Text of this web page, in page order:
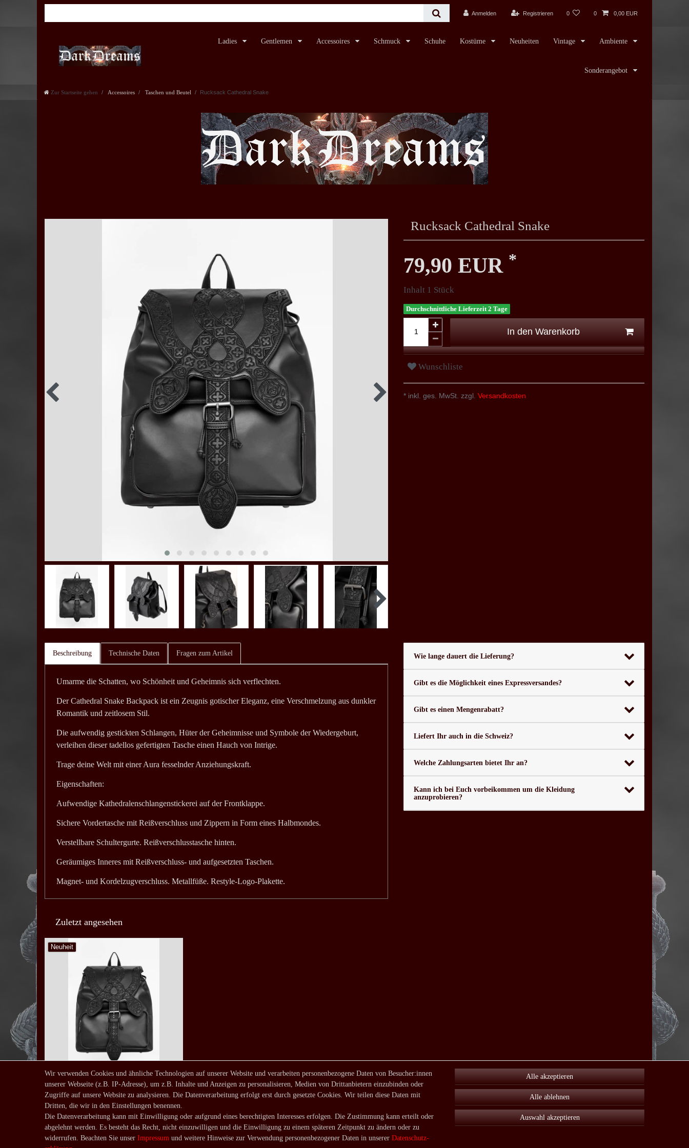
Anmelden Registrieren 0 0 0,00 EUR
Ladies Gentlemen Accessoires Schmuck Schuhe Kostüme Neuheiten Vintage Ambiente
Sonderangebot
Zur Startseite gehen Accessoires Taschen und Beutel Rucksack Cathedral Snake
Rucksack Cathedral Snake
79,90 EUR *
Inhalt 1 Stück
Durchschnittliche Lieferzeit 2 Tage
In den Warenkorb
Wunschliste
* inkl. ges. MwSt. zzgl. Versandkosten
Beschreibung Technische Daten Fragen zum Artikel
Umarme die Schatten, wo Schönheit und Geheimnis sich verflechten.
Der Cathedral Snake Backpack ist ein Zeugnis gotischer Eleganz, eine Verschmelzung aus dunkler
Romantik und zeitlosem Stil.
Die aufwendig gestickten Schlangen, Hüter der Geheimnisse und Symbole der Wiedergeburt,
verleihen dieser tadellos gefertigten Tasche einen Hauch von Intrige.
Trage deine Welt mit einer Aura fesselnder Anziehungskraft.
Eigenschaften:
Aufwendige Kathedralenschlangenstickerei auf der Frontklappe.
Sichere Vordertasche mit Reißverschluss und Zippern in Form eines Halbmondes.
Verstellbare Schultergurte. Reißverschlusstasche hinten.
Geräumiges Inneres mit Reißverschluss- und aufgesetzten Taschen.
Magnet- und Kordelzugverschluss. Metallfüße. Restyle-Logo-Plakette.
Wie lange dauert die Lieferung?
Gibt es die Möglichkeit eines Expressversandes?
Gibt es einen Mengenrabatt?
Liefert Ihr auch in die Schweiz?
Welche Zahlungsarten bietet Ihr an?
Kann ich bei Euch vorbeikommen um die Kleidung
anzuprobieren?
Zuletzt angesehen
Neuheit
Rucksack Cathedral Snake
79,90 € *
*inkl. ges. MwSt.zzgl.
Versandkosten
Wir verwenden Cookies und ähnliche Technologien auf unserer Website und verarbeiten personenbezogene Daten von Besucher:innen
unserer Webseite (z.B. IP-Adresse), um z.B. Inhalte und Anzeigen zu personalisieren, Medien von Drittanbietern einzubinden oder
Zugriffe auf unsere Website zu analysieren. Die Datenverarbeitung erfolgt erst durch gesetzte Cookies. Wir teilen diese Daten mit
Dritten, die wir in den Einstellungen benennen.
Die Datenverarbeitung kann mit Einwilligung oder aufgrund eines berechtigten Interesses erfolgen. Die Zustimmung kann erteilt oder
abgelehnt werden. Es besteht das Recht, nicht einzuwilligen und die Einwilligung zu einem späteren Zeitpunkt zu ändern oder zu
widerrufen. Beachten Sie unser Impressum und weitere Hinweise zur Verwendung personenbezogener Daten in unserer Daten­schutz­
Alle akzeptieren
Alle ablehnen
Auswahl akzeptieren